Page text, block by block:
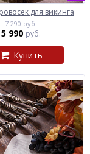
для викинга
7 290 руб.
5 990 руб.
Купить